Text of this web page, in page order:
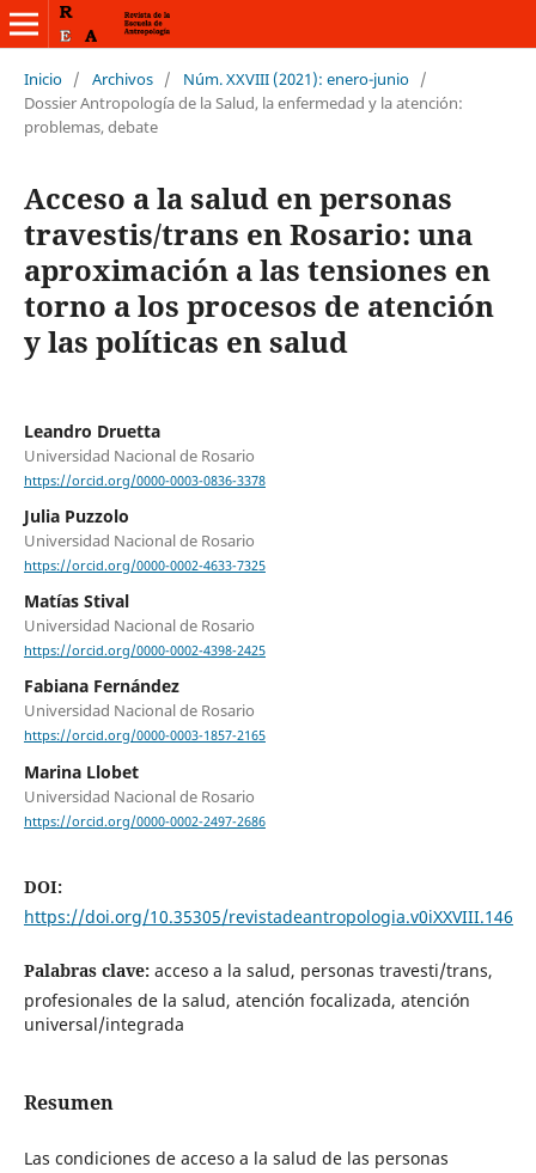
Inicio / Archivos / Núm. XXVIII (2021): enero-junio /
Dossier Antropología de la Salud, la enfermedad y la atención:
problemas, debate
Acceso a la salud en personas
travestis/trans en Rosario: una
aproximación a las tensiones en
torno a los procesos de atención
y las políticas en salud
Leandro Druetta
Universidad Nacional de Rosario
https://orcid.org/0000-0003-0836-3378
Julia Puzzolo
Universidad Nacional de Rosario
https://orcid.org/0000-0002-4633-7325
Matías Stival
Universidad Nacional de Rosario
https://orcid.org/0000-0002-4398-2425
Fabiana Fernández
Universidad Nacional de Rosario
https://orcid.org/0000-0003-1857-2165
Marina Llobet
Universidad Nacional de Rosario
https://orcid.org/0000-0002-2497-2686
DOI:
https://doi.org/10.35305/revistadeantropologia.v0iXXVIII.146
Palabras clave: acceso a la salud, personas travesti/trans,
profesionales de la salud, atención focalizada, atención
universal/integrada
Resumen
Las condiciones de acceso a la salud de las personas